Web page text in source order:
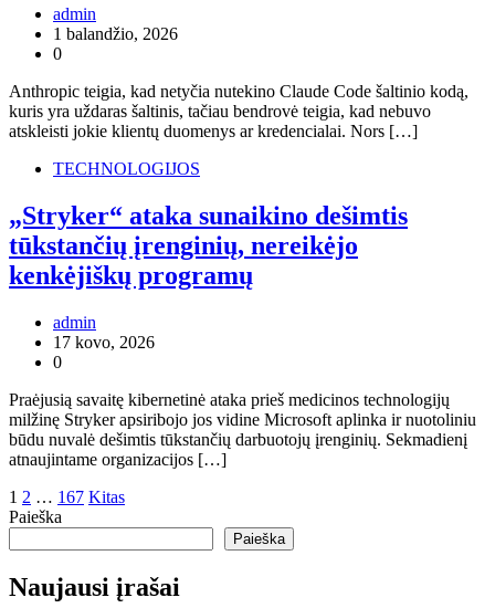
admin
1 balandžio, 2026
0
Anthropic teigia, kad netyčia nutekino Claude Code šaltinio kodą,
kuris yra uždaras šaltinis, tačiau bendrovė teigia, kad nebuvo
atskleisti jokie klientų duomenys ar kredencialai. Nors […]
TECHNOLOGIJOS
„Stryker“ ataka sunaikino dešimtis
tūkstančių įrenginių, nereikėjo
kenkėjiškų programų
admin
17 kovo, 2026
0
Praėjusią savaitę kibernetinė ataka prieš medicinos technologijų
milžinę Stryker apsiribojo jos vidine Microsoft aplinka ir nuotoliniu
būdu nuvalė dešimtis tūkstančių darbuotojų įrenginių. Sekmadienį
atnaujintame organizacijos […]
Įrašų
puslapiavimas
1 2 … 167 Kitas
Paieška
Paieška
Naujausi įrašai